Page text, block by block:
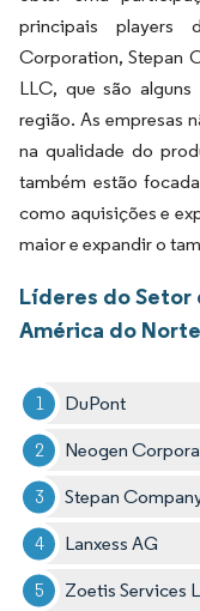
principais players
Corporation, Stepan
LLC, que são
região. As empresas
na qualidade do
também estão
como aquisições e
maior e expandir o
Líderes do
América do Norte
DuPont
Neogen
Stepan
Lanxess AG
Zoetis Services